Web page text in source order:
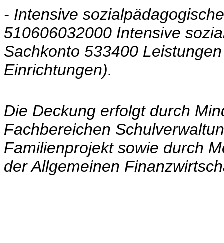
- Intensive
510606032000 Intensive
Sachkonto 533400
Einrichtungen).
Die Deckung erfolgt durch
Fachbereichen
Familienprojekt sowie durch
der Allgemeinen